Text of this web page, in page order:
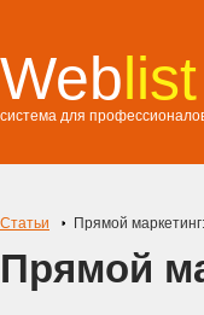
Weblist
система для
Статьи Прямой
Прямой